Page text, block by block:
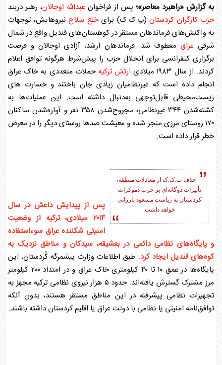
به گزارش «راهبرد معاصر»؛ پس از فراخوان عبدالله اوجالان، رهبر دربند
حزب کارگران کردستان (پ.ک.ک) برایخلع سلاح نیروهایش، توجهات
به واکنش‌های فرماندهان مستقر در کوهستان‌های قندیل واقع در شمال
شرقیعراق معطوف شد. فرماندهان ارشد، آزادی اوجالان و فرصت
برگزاری کنفرانسی برای انحلال حزب را پیش‌شرط هرگونه توافق اعلام
کردند. از سال ۱۹۸۳ میلادی
ارتش ترکیهحملات متعددی به خاک عراق
انجام داده است که غیرنظامیان زیادی جان باختند و خسارت های
زیست‌محیطی قابل‌توجهی به‌دنبال داشته است. این عملیات‌ها به
کشته‌شدن ۳۴۴ غیرنظامی، مجروح‌شدن ۳۵۸ نفر و آواره‌شدن ساکنان
۱۷۰ روستای مرزی منجر شده و معیشت صدها روستای دیگر را در معرض
خطر قرار داده است.
حذف پ.ک.ک از معادلات منطقه،
تأثیرات دوگانه‌ای بر حزب دموکرات
کردستان به ریاست مسعود بارزانی
خواهد داشت
پس از پیدایش داعش در سال
۲۰۱۴ میلادی، ترکیه از وضعیت
امنیتی شکنندهعراق سوءاستفاده
و پایگاه‌های نظامی دائمی در بعشیقه، سیدکان و مناطق نزدیک به
کوه‌های قندیل ایجاد کرد. طبق اطلاعات وزارت پیشمرگه کُردستان، این
پایگاه‌ها در عمق ۱۰ تا ۴۰ کیلومتری خاک
عراق
و در امتداد ۲۰۰ کیلومتر
مرز مشترک گسترش یافته‌اند. حدود ۵ هزار نیروی نظامی ترکیه مجهز به
تجهیزات نظامی پیشرفته در این مناطق مستقر هستند، بدون آنکه
توافق‌نامه امنیتی یا نظامی با دولتعراق یا اقلیم کردستان داشته باشند.